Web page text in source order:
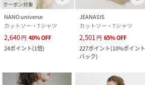
クーポン対象
NANO universe
カットソー・Tシャツ
2,640円 40%OFF
24ポイント(1倍)
JEANASIS
カットソー・Tシャツ
2,501円 65%OFF
227ポイント(10%ポイント
バック)